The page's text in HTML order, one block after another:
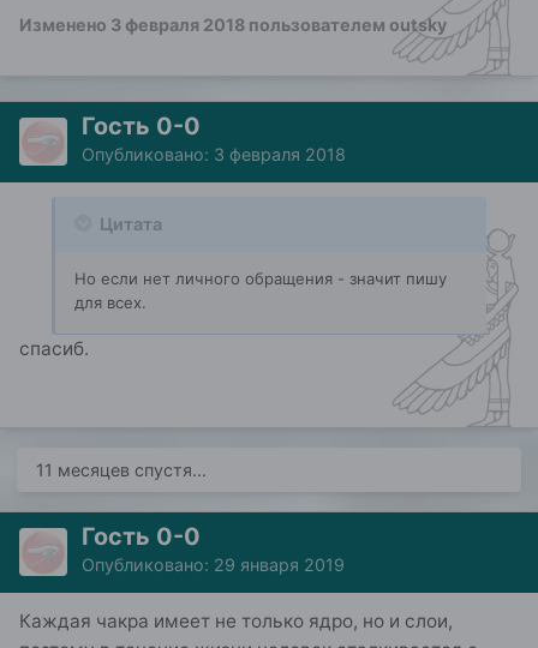
Изменено 3 февраля 2018 пользователем outsky
Гость 0-0
Опубликовано: 3 февраля 2018
Цитата
Но если нет личного обращения - значит пишу
для всех.
спасиб.
11 месяцев спустя...
Гость 0-0
Опубликовано: 29 января 2019
Каждая чакра имеет не только ядро, но и слои,